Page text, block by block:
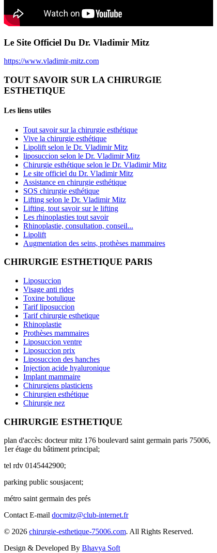
Le Site Officiel Du Dr. Vladimir Mitz
https://www.vladimir-mitz.com
TOUT SAVOIR SUR LA CHIRURGIE
ESTHETIQUE
Les liens utiles
Tout savoir sur la chirurgie esthétique
Vive la chirurgie esthétique
Lipolift selon le Dr. Vladimir Mitz
liposuccion selon le Dr. Vladimir Mitz
Chirurgie esthétique selon le Dr. Vladimir Mitz
Le site officiel du Dr. Vladimir Mitz
Assistance en chirurgie esthétique
SOS chirurgie esthétique
Lifting selon le Dr. Vladimir Mitz
Lifting, tout savoir sur le lifting
Les rhinoplasties tout savoir
Rhinoplastie, consultation, conseil...
Lipolift
Augmentation des seins, prothèses mammaires
CHIRURGIE ESTHETIQUE PARIS
Liposuccion
Visage anti rides
Toxine botulique
Tarif liposuccion
Tarif chirurgie esthetique
Rhinoplastie
Prothèses mammaires
Liposuccion ventre
Liposuccion prix
Liposuccion des hanches
Injection acide hyaluronique
Implant mammaire
Chirurgiens plasticiens
Chirurgien esthétique
Chirurgie nez
CHIRURGIE ESTHETIQUE
plan d'accès: docteur mitz 176 boulevard saint germain paris 75006,
1er étage du bâtiment principal;
tel rdv 0145442900;
parking public sousjacent;
métro saint germain des prés
Contact E-mail docmitz@club-internet.fr
© 2026 chirurgie-esthetique-75006.com. All Rights Reserved.
Design & Developed By Bhavya Soft